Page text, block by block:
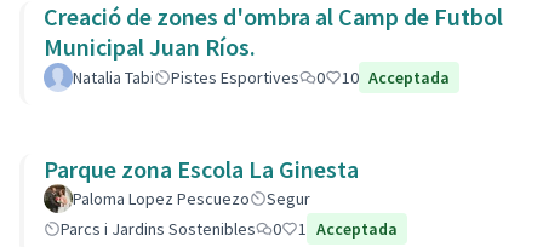
Creació de zones d'ombra al Camp de Futbol
Municipal Juan Ríos.
Natalia Tabi Pistes Esportives 0 10 Acceptada
Parque zona Escola La Ginesta
Paloma Lopez Pescuezo
Segur
Parcs i Jardins Sostenibles
0 1 Acceptada